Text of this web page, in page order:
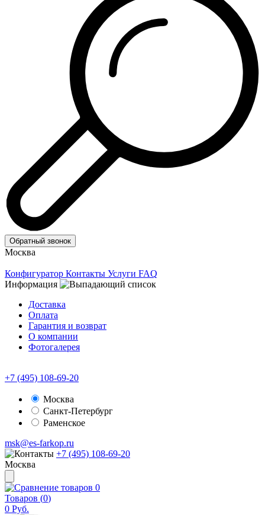
Обратный звонок
Москва
Конфигуратор Контакты Услуги FAQ
Информация
Доставка
Оплата
Гарантия и возврат
О компании
Фотогалерея
+7 (495) 108-69-20
Москва
Санкт-Петербург
Раменское
msk@es-farkop.ru
+7 (495) 108-69-20
Москва
0
Товаров (0)
0 Руб.